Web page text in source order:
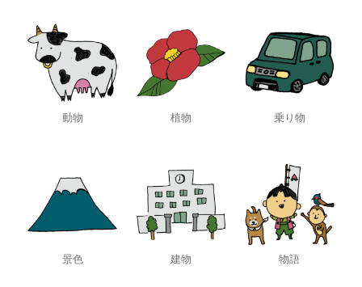
動物 植物 乗り物
景色 建物 物語